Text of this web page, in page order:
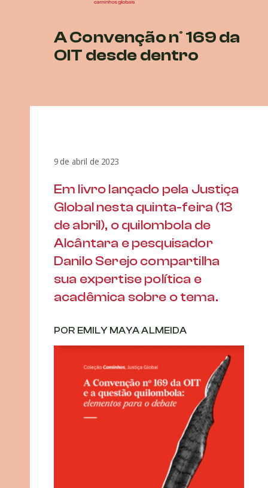
A Convenção nº 169 da
OIT desde dentro
9 de abril de 2023
Em livro lançado pela Justiça
Global nesta quinta-feira (13
de abril), o quilombola de
Alcântara e pesquisador
Danilo Serejo compartilha
sua expertise política e
acadêmica sobre o tema.
POR EMILY MAYA ALMEIDA